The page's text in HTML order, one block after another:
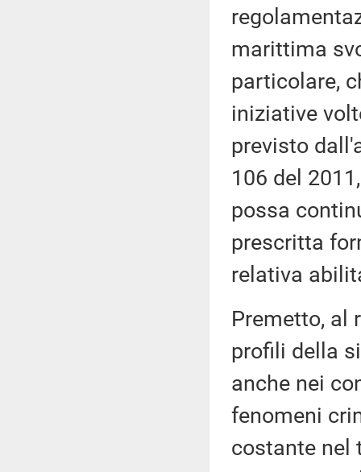
marittima
particolare,
iniziative
previsto
106 del
possa
prescritta
relativa
Premetto, al
profili della
anche nei
fenomeni
costante nel